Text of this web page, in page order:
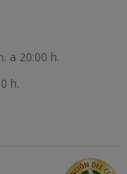
a 20:00 h.
h.